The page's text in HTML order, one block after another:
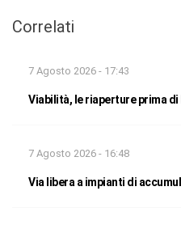
Correlati
7 Agosto 2026 - 17:43
Viabilità, le riaperture prima
7 Agosto 2026 - 16:48
Via libera a impianti di